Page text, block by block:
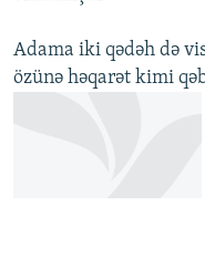
Adama iki qədəh də
özünə həqarət kimi